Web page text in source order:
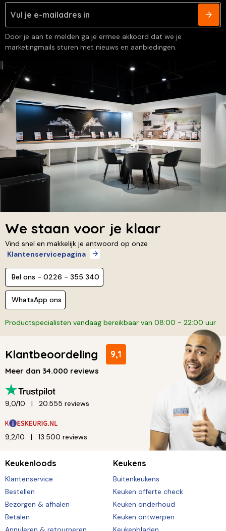
Door je aan te melden ga je ermee akkoord dat we je
marketingmails sturen met nieuws en aanbiedingen.
We staan voor je klaar
Vind snel en makkelijk je antwoord op onze
Klantenservicepagina
Bel ons - 0226 - 355 340
WhatsApp ons
Productspecialisten vandaag bereikbaar van 08:00 - 22:00 uur
Klantbeoordeling 9,1
Meer dan 34.000 reviews
9,0/10 20.555 reviews
9,2/10 13.500 reviews
Keukenloods
Klantenservice
Bestellen
Bezorgen & afhalen
Betalen
Keukens
Buitenkeukens
Keuken offerte check
Keuken onderhoud
Keuken ontwerpen